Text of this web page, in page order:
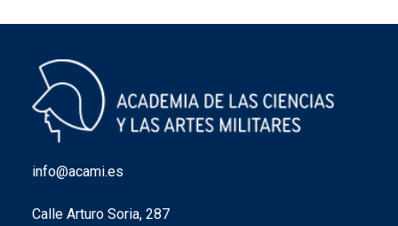
info@acami.es
Calle Arturo Soria, 287